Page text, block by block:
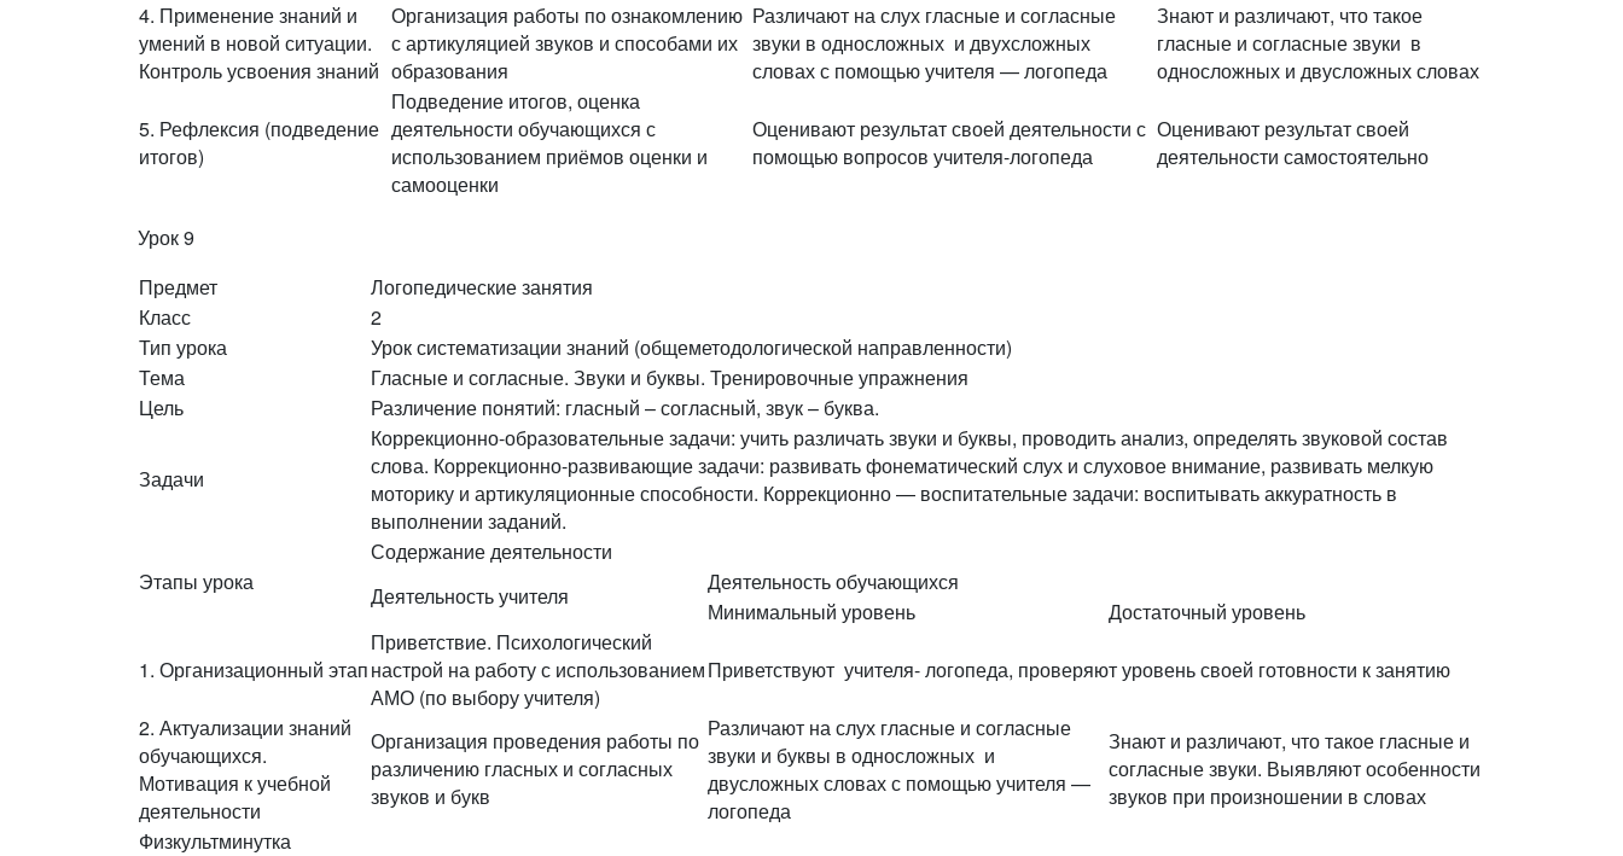
4. Применение знаний и
умений в новой ситуации.
Контроль усвоения знаний
Организация работы по ознакомлению
с артикуляцией звуков и способами их
образования
Различают на слух гласные и согласные
звуки в односложных и двухсложных
словах с помощью учителя — логопеда
Знают и различают, что такое
гласные и согласные звуки в
односложных и двусложных словах
5. Рефлексия (подведение
итогов)
Подведение итогов, оценка
деятельности обучающихся с
использованием приёмов оценки и
самооценки
Оценивают результат своей деятельности с
помощью вопросов учителя-логопеда
Оценивают результат своей
деятельности самостоятельно
Урок 9
Предмет
Логопедические занятия
Класс
2
Тип урока
Урок систематизации знаний (общеметодологической направленности)
Тема
Гласные и согласные. Звуки и буквы. Тренировочные упражнения
Цель
Различение понятий: гласный – согласный, звук – буква.
Задачи
Коррекционно-образовательные задачи: учить различать звуки и буквы, проводить анализ, определять звуковой состав
слова. Коррекционно-развивающие задачи: развивать фонематический слух и слуховое внимание, развивать мелкую
моторику и артикуляционные способности. Коррекционно — воспитательные задачи: воспитывать аккуратность в
выполнении заданий.
Этапы урока
Содержание деятельности
Деятельность учителя
Деятельность обучающихся
Минимальный уровень
Достаточный уровень
1. Организационный этап
Приветствие. Психологический
настрой на работу с использованием
АМО (по выбору учителя)
Приветствуют учителя- логопеда, проверяют уровень своей готовности к занятию
2. Актуализации знаний
обучающихся.
Мотивация к учебной
деятельности
Организация проведения работы по
различению гласных и согласных
звуков и букв
Различают на слух гласные и согласные
звуки и буквы в односложных и
двусложных словах с помощью учителя —
логопеда
Знают и различают, что такое гласные и
согласные звуки. Выявляют особенности
звуков при произношении в словах
Физкультминутка